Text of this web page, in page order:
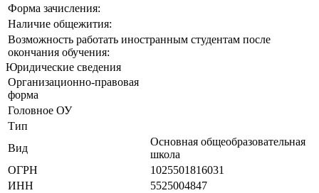
Форма зачисления:
Наличие общежития:
Возможность работать иностранным студентам после
окончания обучения:
Юридические сведения
Организационно-правовая
форма
Головное ОУ
Тип
Вид
Основная общеобразовательная
школа
ОГРН
1025501816031
ИНН
5525004847